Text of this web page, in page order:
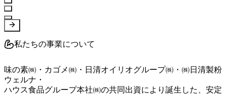
私たちの事業について
味の素㈱・カゴメ㈱・日清オイリオグループ㈱・㈱日清製粉
ウェルナ・
ハウス食品グループ本社㈱の共同出資により誕生した、安定